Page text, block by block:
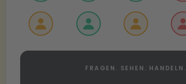
FRAGEN. SEHEN. HANDELN.